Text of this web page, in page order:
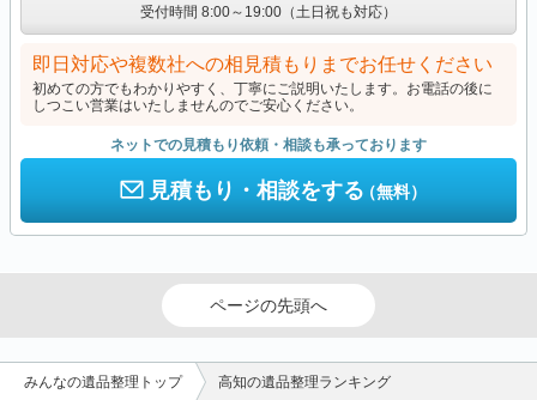
受付時間 8:00～19:00（土日祝も対応）
即日対応や複数社への相見積もりまでお任せください
初めての方でもわかりやすく、丁寧にご説明いたします。お電話の後に
しつこい営業はいたしませんのでご安心ください。
ネットでの見積もり依頼・相談も承っております
見積もり・相談をする（無料）
ページの先頭へ
みんなの遺品整理トップ 高知の遺品整理ランキング